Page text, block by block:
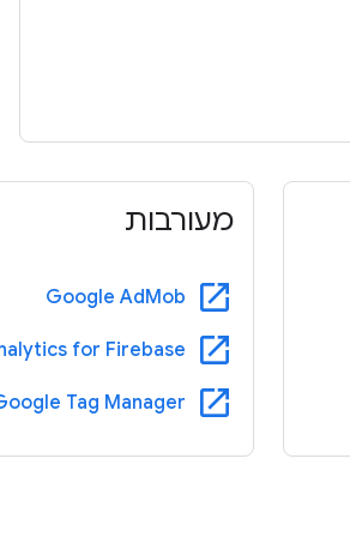
מעורבות
open_in_new
Google AdMob
open_in_new
for Firebase
open_in_new
Tag Manager